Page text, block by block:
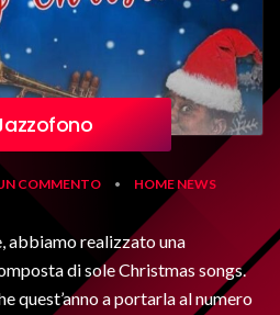
COMMENTO • HOME NEWS
abbiamo realizzato una
di sole Christmas songs.
quest’anno a portarla al numero